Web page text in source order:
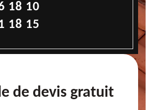
18 10
18 15
de devis gratuit